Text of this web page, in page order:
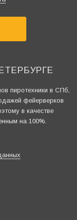
пиротехники в СПб,
фейерверков
в качестве
на 100%.